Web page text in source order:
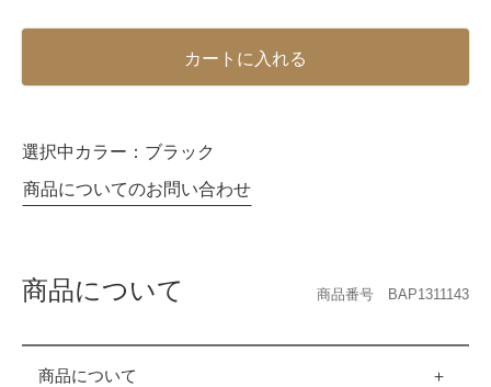
カートに入れる
選択中カラー： ブラック
商品についてのお問い合わせ
商品について 商品番号 BAP1311143
商品について